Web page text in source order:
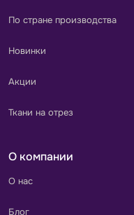
По стране производства
Новинки
Акции
Ткани на отрез
О компании
О нас
Блог